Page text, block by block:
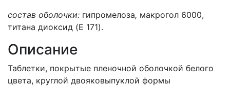
состав оболочки: гипромелоза, макрогол 6000,
титана диоксид (E 171).
Описание
Таблетки, покрытые пленочной оболочкой белого
цвета, круглой двояковыпуклой формы